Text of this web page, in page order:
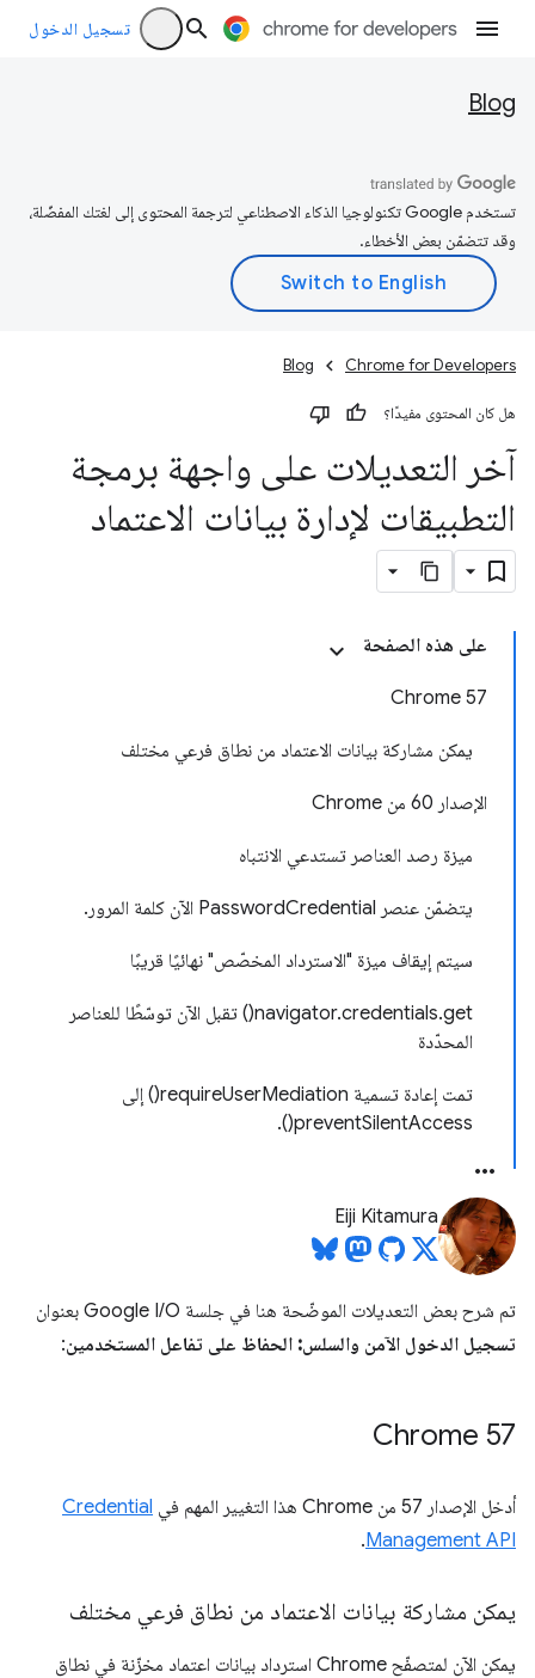
تسجيل الدخول
Blog
تستخدم Google تكنولوجيا الذكاء الاصطناعي لترجمة المحتوى إلى لغتك المفضّلة،
وقد تتضمّن بعض الأخطاء.
Chrome for Developers
Blog
هل كان المحتوى مفيدًا؟
آخر التعديلات على واجهة برمجة
التطبيقات لإدارة بيانات الاعتماد
على هذه الصفحة
Chrome 57
يمكن مشاركة بيانات الاعتماد من نطاق فرعي مختلف
الإصدار 60 من Chrome
ميزة رصد العناصر تستدعي الانتباه
يتضمّن عنصر PasswordCredential الآن كلمة المرور.
سيتم إيقاف ميزة "الاسترداد المخصّص" نهائيًا قريبًا
navigator.credentials.get() تقبل الآن توسّطًا للعناصر
المحدّدة
تمت إعادة تسمية requireUserMediation() إلى
preventSilentAccess().
Eiji Kitamura
تم شرح بعض التعديلات الموضّحة هنا في جلسة Google I/O بعنوان
تسجيل الدخول الآمن والسلس: الحفاظ على تفاعل المستخدمين:
Chrome 57
أدخل الإصدار 57 من Chrome هذا التغيير المهم في
Credential
Management API
.
يمكن مشاركة بيانات الاعتماد من نطاق فرعي مختلف
يمكن الآن لمتصفّح Chrome استرداد بيانات اعتماد مخزّنة في نطاق